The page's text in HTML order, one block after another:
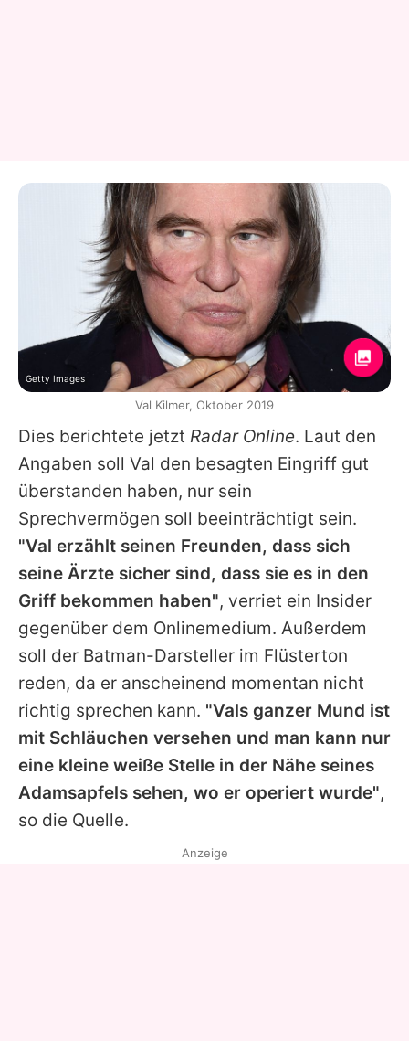
Dies berichtete jetzt Radar Online. Laut den
Angaben soll Val den besagten Eingriff gut
überstanden haben, nur sein
Sprechvermögen soll beeinträchtigt sein.
"Val erzählt seinen Freunden, dass sich
seine Ärzte sicher sind, dass sie es in den
Griff bekommen haben", verriet ein Insider
gegenüber dem Onlinemedium. Außerdem
soll der Batman-Darsteller im Flüsterton
reden, da er anscheinend momentan nicht
richtig sprechen kann. "Vals ganzer Mund ist
mit Schläuchen versehen und man kann nur
eine kleine weiße Stelle in der Nähe seines
Adamsapfels sehen, wo er operiert wurde",
so die Quelle.
Getty Images
Val Kilmer, Oktober 2019
Anzeige